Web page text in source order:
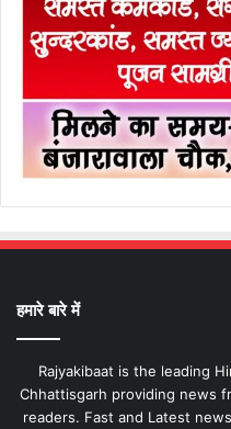
हमारे बारे में
Rajyakibaat is the leading
Chhattisgarh providing news
readers. Fast and Latest